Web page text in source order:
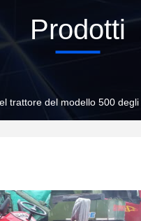
Prodotti
trattore del modello 500